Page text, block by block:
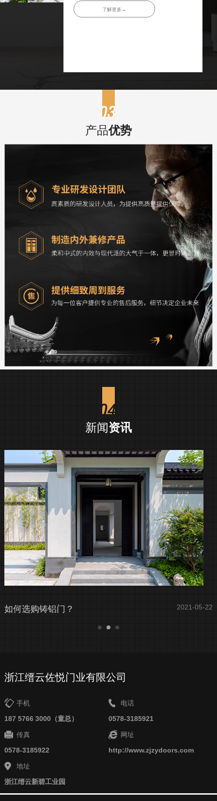
了解更多→
产品优势
新闻资讯
如何选购铸铝门？ 2021-05-22
浙江缙云佐悦门业有限公司
手机
187 5766 3000（童总）
电话
0578-3185921
传真
0578-3185922
网址
http://www.zjzydoors.com
地址
浙江缙云新碧工业园